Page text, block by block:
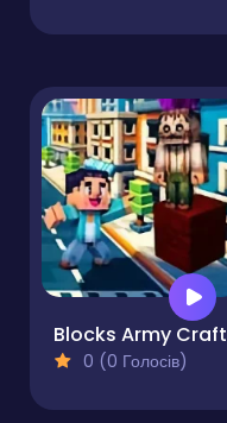
Blocks Army Craft
0 (0 Голосів)